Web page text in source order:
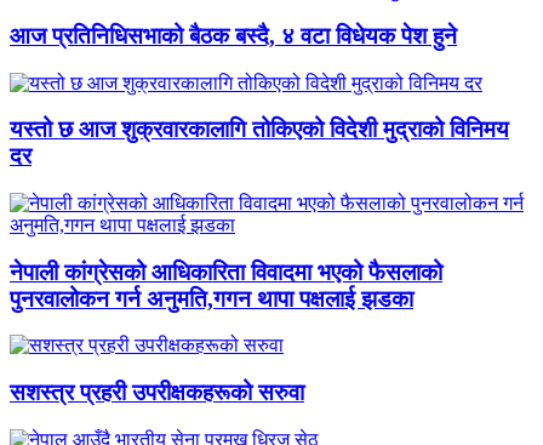
आज प्रतिनिधिसभाको बैठक बस्दै, ४ वटा विधेयक पेश हुने
यस्तो छ आज शुक्रवारकालागि तोकिएको विदेशी मुद्राको विनिमय
दर
नेपाली कांग्रेसको आधिकारिता विवादमा भएको फैसलाको
पुनरवालोकन गर्न अनुमति,गगन थापा पक्षलाई झडका
सशस्त्र प्रहरी उपरीक्षकहरूको सरुवा